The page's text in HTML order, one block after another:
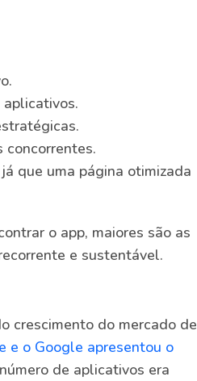
que uma página otimizada
o app, maiores são as
e sustentável.
crescimento do mercado de
e o Google apresentou o
de aplicativos era